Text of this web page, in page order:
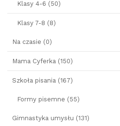
Klasy 4-6 (50)
Klasy 7-8 (8)
Na czasie (0)
Mama Cyferka (150)
Szkoła pisania (167)
Formy pisemne (55)
Gimnastyka umysłu (131)